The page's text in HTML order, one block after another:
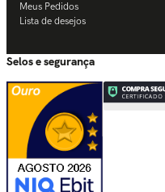
Meus Pedidos
Lista de desejos
Selos e segurança